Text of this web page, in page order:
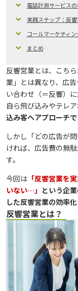
電話計測サービス
実践ステップ：反
コールマーケティ
まとめ
反響営業とは、こち
業」とは異なり、広
い合わせ（＝反響）
自ら飛び込みやテレ
込み客へアプローチ
しかし「どの広告が
ければ、広告費の無
す。
今回は「反響営業を
いない…」 という企
した反響営業の効率
反響営業とは？